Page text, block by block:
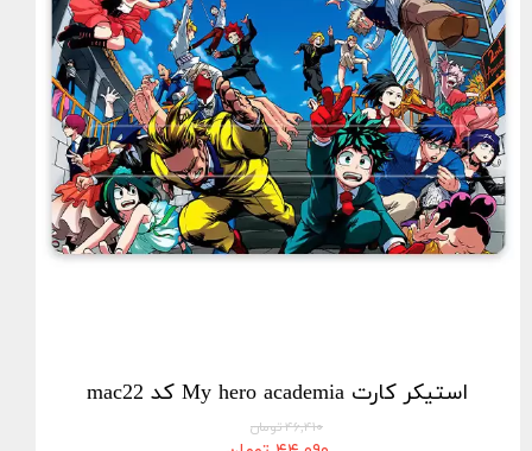
استیکر کارت My hero academia کد mac22
۴۶,۴۱۰ تومان